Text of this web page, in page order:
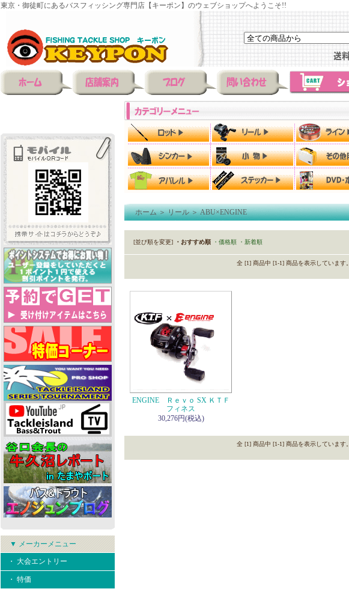
東京・御徒町にあるバスフィッシング専門店【キーポン】のウェブショップへようこそ!!
▼ メーカーメニュー
・ 大会エントリー
・ 特価
ホーム＞リール＞ABU×ENGINE
[並び順を変更] ・おすすめ順 ・価格順 ・新着順
全 [1] 商品中 [1-1] 商品を表示しています。
ENGINE Ｒｅｖｏ SX ＫＴＦ
フィネス
30,276円(税込)
全 [1] 商品中 [1-1] 商品を表示しています。